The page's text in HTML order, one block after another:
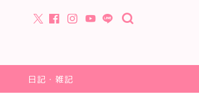
日記・雑記